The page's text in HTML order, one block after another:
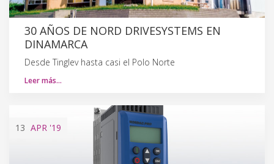
30 AÑOS DE NORD DRIVESYSTEMS EN
DINAMARCA
Desde Tinglev hasta casi el Polo Norte
Leer más…
13 APR '19